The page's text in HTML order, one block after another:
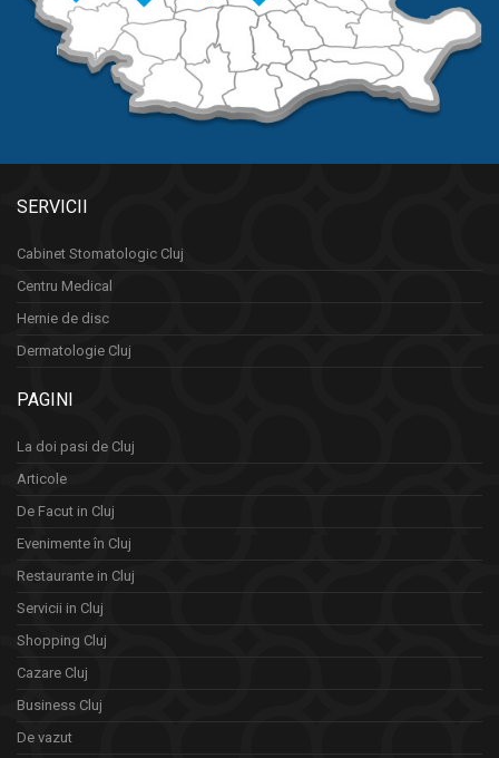
SERVICII
Cabinet Stomatologic Cluj
Centru Medical
Hernie de disc
Dermatologie Cluj
PAGINI
La doi pasi de Cluj
Articole
De Facut in Cluj
Evenimente în Cluj
Restaurante in Cluj
Servicii in Cluj
Shopping Cluj
Cazare Cluj
Business Cluj
De vazut